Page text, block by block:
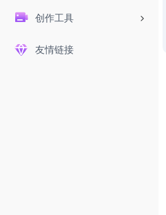
创作工具
友情链接